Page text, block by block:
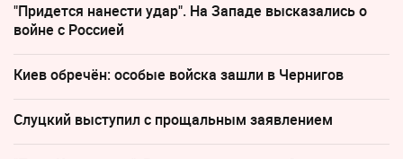
"Придется нанести удар". На Западе высказались о
войне с Россией
Киев обречён: особые войска зашли в Чернигов
Слуцкий выступил с прощальным заявлением